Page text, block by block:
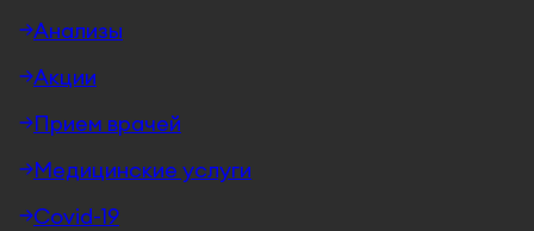
Анализы
Акции
Прием врачей
Медицинские услуги
Covid-19